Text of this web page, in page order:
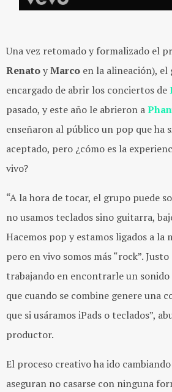
Una vez retomado y formalizado el
RenatoyMarco en la alineación),
encargado de abrir los conciertos de
pasado, y este año le abrieron a
enseñaron al público un pop que ha
aceptado, pero ¿cómo es la
vivo?
“A la hora de tocar, el grupo puede
no usamos teclados sino guitarra,
Hacemos pop y estamos ligados a la
pero en vivo somos más “rock”.
trabajando en encontrarle un
que cuando se combine genere una
que si usáramos iPads o teclados”,
productor.
El proceso creativo ha ido
aseguran no casarse con ninguna